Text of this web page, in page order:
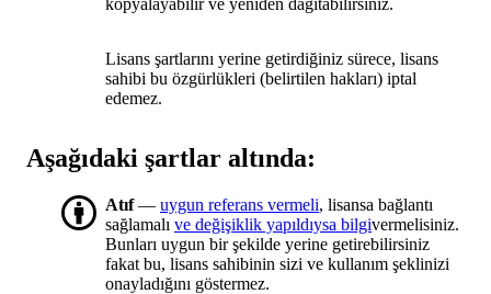
kopyalayabilir ve yeniden dağıtabilirsiniz.
Lisans şartlarını yerine getirdiğiniz sürece, lisans
sahibi bu özgürlükleri (belirtilen hakları) iptal
edemez.
Aşağıdaki şartlar altında:
Atıf— uygun referans vermeli, lisansa bağlantı
sağlamalı ve değişiklik yapıldıysa bilgivermelisiniz.
Bunları uygun bir şekilde yerine getirebilirsiniz
fakat bu, lisans sahibinin sizi ve kullanım şeklinizi
onayladığını göstermez.